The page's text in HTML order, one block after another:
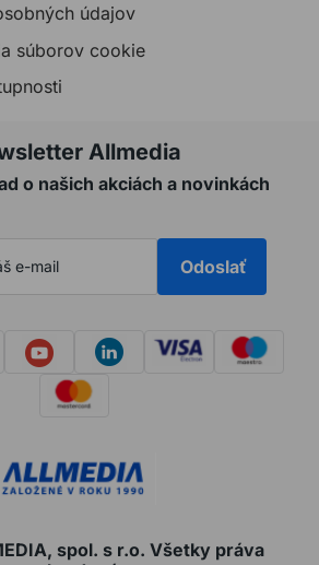
údajov
súborov cookie
Allmedia
o našich akciách a novinkách
Odoslať
spol. s r.o. Všetky práva